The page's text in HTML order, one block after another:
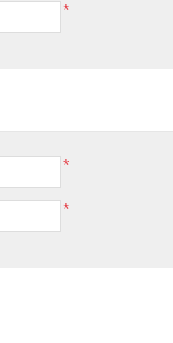
*
*
*